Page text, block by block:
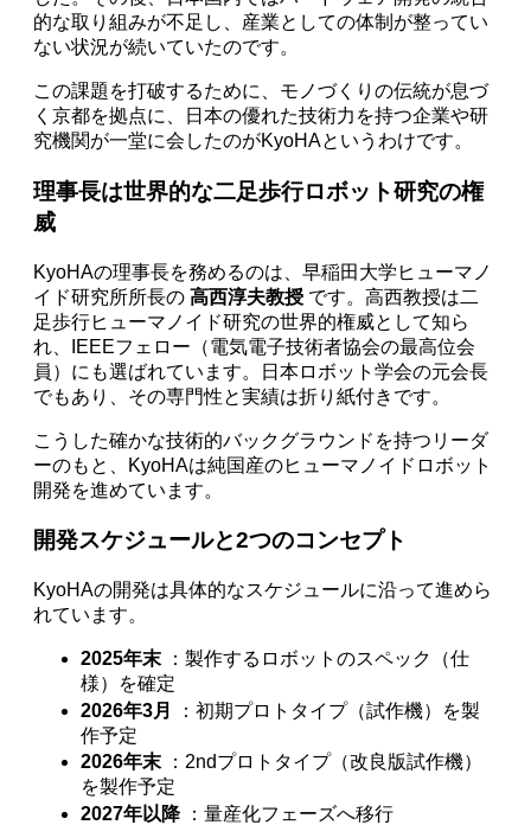
的な取り組みが不足し、産業としての体制が整ってい
ない状況が続いていたのです。
この課題を打破するために、モノづくりの伝統が息づ
く京都を拠点に、日本の優れた技術力を持つ企業や研
究機関が一堂に会したのがKyoHAというわけです。
理事長は世界的な二足歩行ロボット研究の権
威
KyoHAの理事長を務めるのは、早稲田大学ヒューマノ
イド研究所所長の高西淳夫教授 です。高西教授は二
足歩行ヒューマノイド研究の世界的権威として知ら
れ、IEEEフェロー（電気電子技術者協会の最高位会
員）にも選ばれています。日本ロボット学会の元会長
でもあり、その専門性と実績は折り紙付きです。
こうした確かな技術的バックグラウンドを持つリーダ
ーのもと、KyoHAは純国産のヒューマノイドロボット
開発を進めています。
開発スケジュールと2つのコンセプト
KyoHAの開発は具体的なスケジュールに沿って進めら
れています。
2025年末 ：製作するロボットのスペック（仕
様）を確定
2026年3月
：初期プロトタイプ（試作機）を製
作予定
2026年末 ：2ndプロトタイプ（改良版試作機）
を製作予定
2027年以降：量産化フェーズへ移行